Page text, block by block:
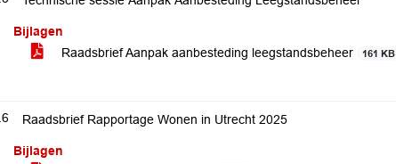
Bijlagen
Raadsbrief Aanpak aanbesteding leegstandsbeheer
161 KB
Raadsbrief Rapportage Wonen in Utrecht 2025
Bijlagen